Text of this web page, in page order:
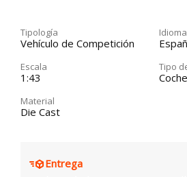
Tipología
Vehículo de Competición
Escala
1:43
Tipo
Coche
Material
Die Cast
Entrega